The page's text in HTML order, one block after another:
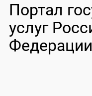
Портал
услуг
Федерации